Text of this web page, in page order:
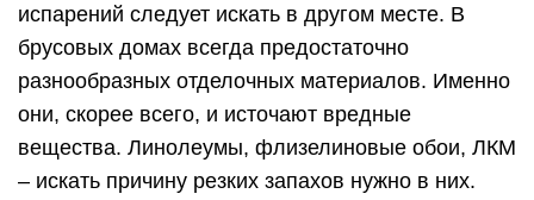
испарений следует искать в другом месте. В
брусовых домах всегда предостаточно
разнообразных отделочных материалов. Именно
они, скорее всего, и источают вредные
вещества. Линолеумы, флизелиновые обои, ЛКМ
– искать причину резких запахов нужно в них.